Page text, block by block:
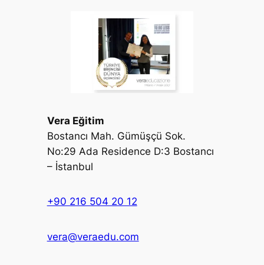
Vera Eğitim
Bostancı Mah. Gümüşçü Sok.
No:29 Ada Residence D:3 Bostancı
– İstanbul
+90 216 504 20 12
vera@veraedu.com